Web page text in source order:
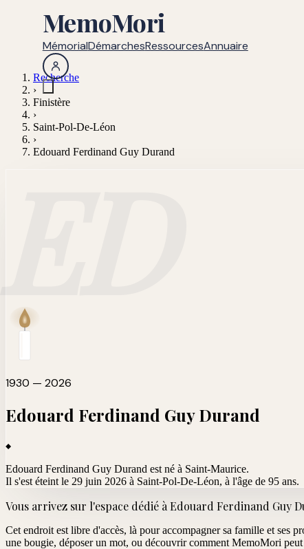
MemoMori
MémorialDémarchesRessourcesAnnuaire
Recherche
›
Finistère
›
Saint-Pol-De-Léon
›
Edouard Ferdinand Guy Durand
1930 — 2026
Edouard Ferdinand Guy Durand
Edouard Ferdinand Guy Durand est né à Saint-Maurice.
Il s'est éteint le 29 juin 2026 à Saint-Pol-De-Léon, à l'âge de 95 ans.
Vous arrivez sur l'espace dédié à Edouard Ferdinand Guy
Cet endroit est libre d'accès, là pour accompagner sa famille et
une bougie, déposer un mot, ou découvrir comment MemoMori